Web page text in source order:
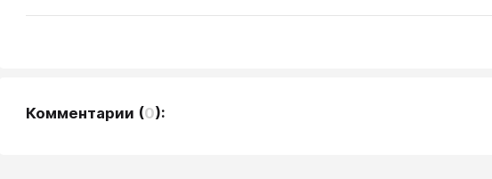
Комментарии (0):